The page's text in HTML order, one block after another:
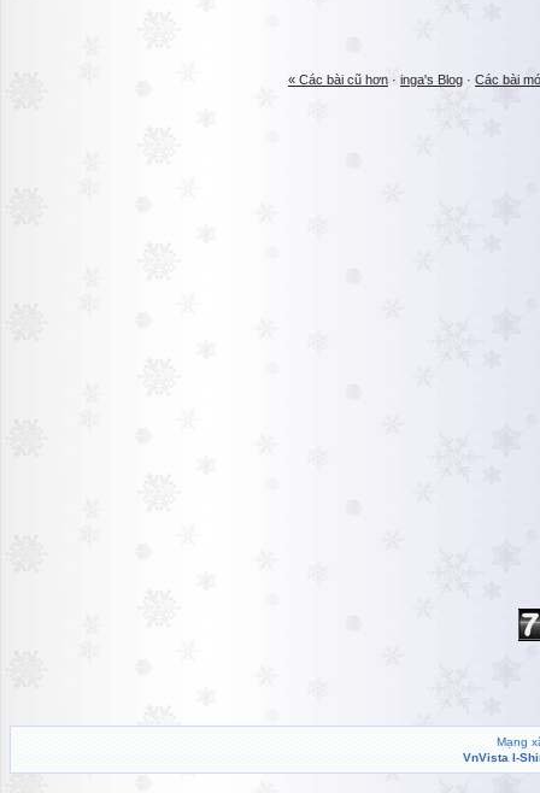
« Các bài cũ hơn · inga's Blog · Các bài
Mạng
VnVista I-